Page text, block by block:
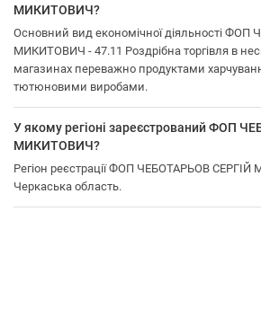
МИКИТОВИЧ?
Основний вид економічної діяльності ФОП
МИКИТОВИЧ - 47.11 Роздрібна торгівля в
магазинах переважно продуктами
тютюновими виробами.
У якому регіоні зареєстрований ФОП
МИКИТОВИЧ?
Регіон реєстрації ФОП ЧЕБОТАРЬОВ
Черкаська область.